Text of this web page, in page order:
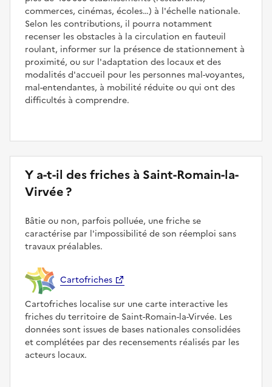
commerces, cinémas, écoles…) à l'échelle nationale.
Selon les contributions, il pourra notamment
recenser les obstacles à la circulation en fauteuil
roulant, informer sur la présence de stationnement à
proximité, ou sur l'adaptation des locaux et des
modalités d'accueil pour les personnes mal-voyantes,
mal-entendantes, à mobilité réduite ou qui ont des
difficultés à comprendre.
Y a-t-il des friches à Saint-Romain-la-
Virvée ?
Bâtie ou non, parfois polluée, une friche se
caractérise par l'impossibilité de son réemploi sans
travaux préalables.
Cartofriches
Cartofriches localise sur une carte interactive les
friches du territoire de Saint-Romain-la-Virvée. Les
données sont issues de bases nationales consolidées
et complétées par des recensements réalisés par les
acteurs locaux.